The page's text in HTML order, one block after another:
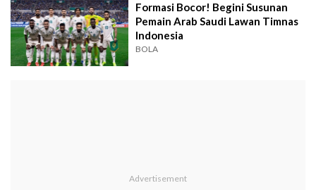
Formasi Bocor! Begini Susunan
Pemain Arab Saudi Lawan Timnas
Indonesia
BOLA